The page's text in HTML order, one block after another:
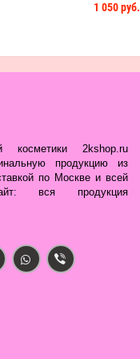
1 050 руб.
косметики 2kshop.ru
продукцию из
по Москве и всей
вся продукция